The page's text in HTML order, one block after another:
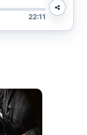
22:11